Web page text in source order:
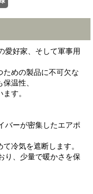
愛好家、そして軍事用
ための製品に不可欠な
温性、
す。
バーが密集したエアポ
冷気を遮断します。
り、少量で暖かさを保